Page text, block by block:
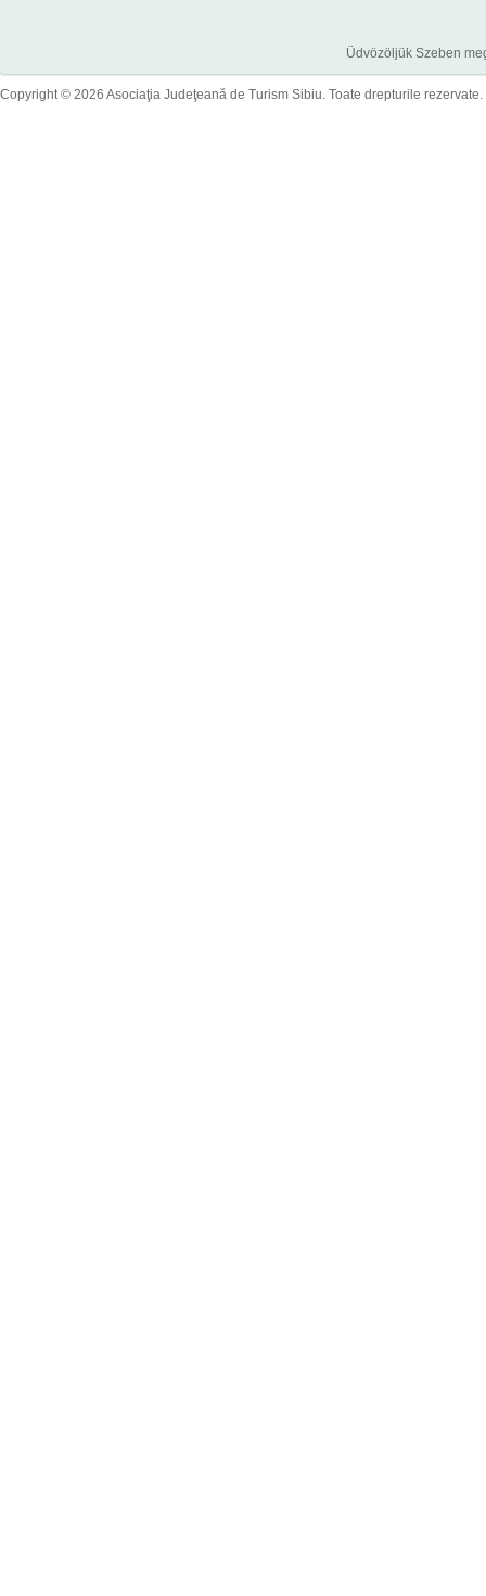
Üdvözöljük Szeben
Copyright © 2026 Asociaţia Judeţeană de Turism Sibiu. Toate drepturile rezervate.